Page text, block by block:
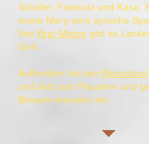
Schäfer, Feinkost und Käse,
sowie Mary-ams syrische
Von Brat-Matze gibt es
Grill..
Außerdem hat derWeinstand
und lädt zum Plaudern und
Beisam-mensein ein.